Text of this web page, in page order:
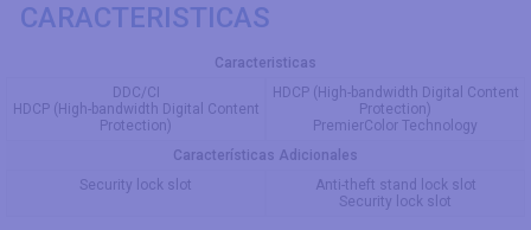
CARACTERISTICAS
Caracteristicas
DDC/CI
HDCP (High-bandwidth Digital Content
Protection)
HDCP (High-bandwidth Digital Content
Protection)
PremierColor Technology
Características Adicionales
Security lock slot
Anti-theft stand lock slot
Security lock slot